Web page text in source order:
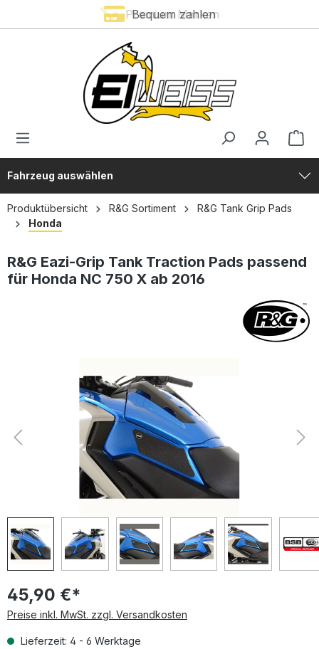
Premium Marken
Bequem zahlen
Fahrzeug auswählen
Produktübersicht R&G Sortiment
R&G Tank Grip Pads
Honda
R&G Eazi-Grip Tank Traction Pads passend
für Honda NC 750 X ab 2016
45,90 €*
Preise inkl. MwSt. zzgl. Versandkosten
Lieferzeit: 4 - 6 Werktage